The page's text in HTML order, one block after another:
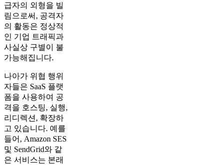
급자의 외형을 빌
림으로써, 공격자
의 활동은 정상적
인 기업 트래픽과
사실상 구별이 불
가능해집니다.
나아가 위협 행위
자들은 SaaS 플랫
폼을 사용하여 공
격을 호스팅, 실행,
리디렉션, 확장하
고 있습니다. 예를
들어, Amazon SES
및 SendGrid와 같
은 서비스는 본래